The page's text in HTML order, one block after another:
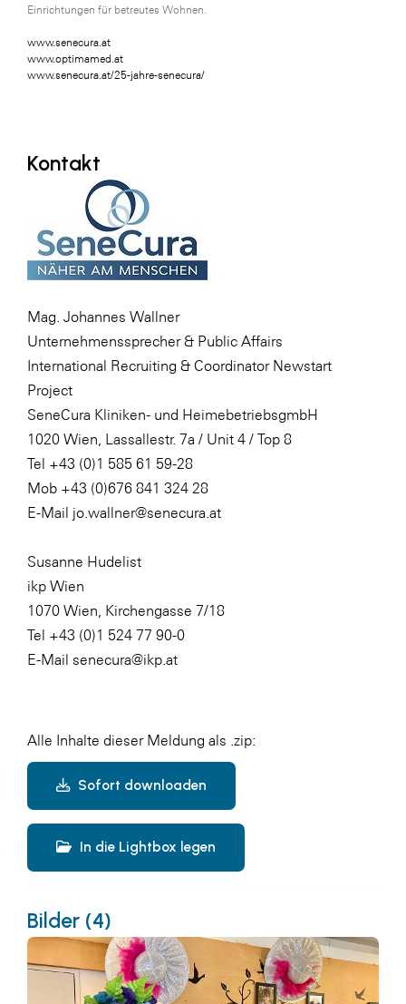
Einrichtungen für betreutes Wohnen.
www.senecura.at
www.optimamed.at
www.senecura.at/25-jahre-senecura/
Kontakt
Mag. Johannes Wallner
Unternehmenssprecher & Public Affairs
International Recruiting & Coordinator Newstart
Project
SeneCura Kliniken- und HeimebetriebsgmbH
1020 Wien, Lassallestr. 7a / Unit 4 / Top 8
Tel +43 (0)1 585 61 59-28
Mob +43 (0)676 841 324 28
E-Mail jo.wallner@senecura.at
Susanne Hudelist
ikp Wien
1070 Wien, Kirchengasse 7/18
Tel +43 (0)1 524 77 90-0
E-Mail senecura@ikp.at
Alle Inhalte dieser Meldung als .zip:
Sofort downloaden
In die Lightbox legen
Bilder (4)